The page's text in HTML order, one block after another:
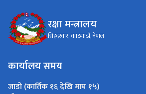
रक्षा मन्त्रालय
कार्यालय समय